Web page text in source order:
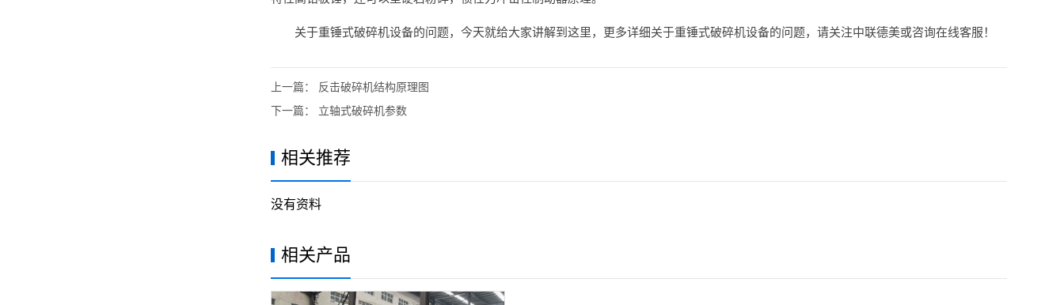
关于重锤式破碎机设备的问题，今天就给大家讲解到这里，更多详细关于重锤式破碎机设备的问题，请关注中联德美或咨询在线客服！
上一篇： 反击破碎机结构原理图
下一篇： 立轴式破碎机参数
相关推荐
没有资料
相关产品